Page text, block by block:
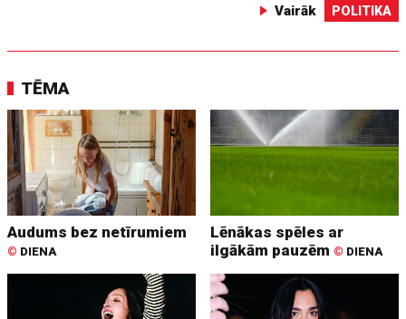
Vairāk POLITIKA
TĒMA
Audums bez netīrumiem
© DIENA
Lēnākas spēles ar
ilgākām pauzēm © DIENA